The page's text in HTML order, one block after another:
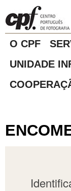
O CPF
UNIDADE